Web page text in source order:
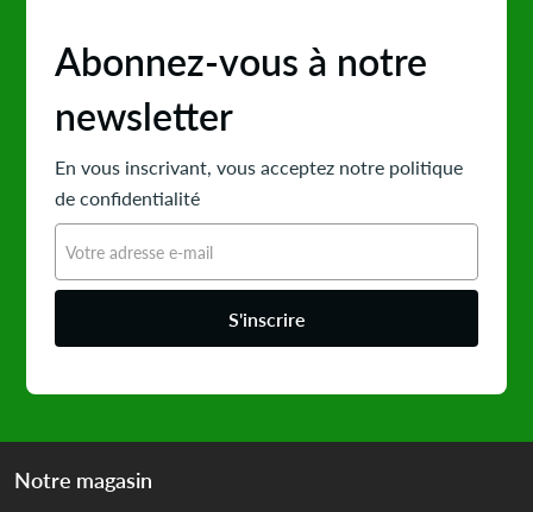
Abonnez-vous à notre
newsletter
En vous inscrivant, vous acceptez notre politique
de confidentialité
S'inscrire
Notre magasin